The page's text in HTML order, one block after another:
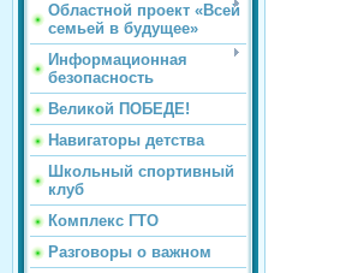
Областной проект «Всей
семьей в будущее»
Информационная
безопасность
Великой ПОБЕДЕ!
Навигаторы детства
Школьный спортивный
клуб
Комплекс ГТО
Разговоры о важном